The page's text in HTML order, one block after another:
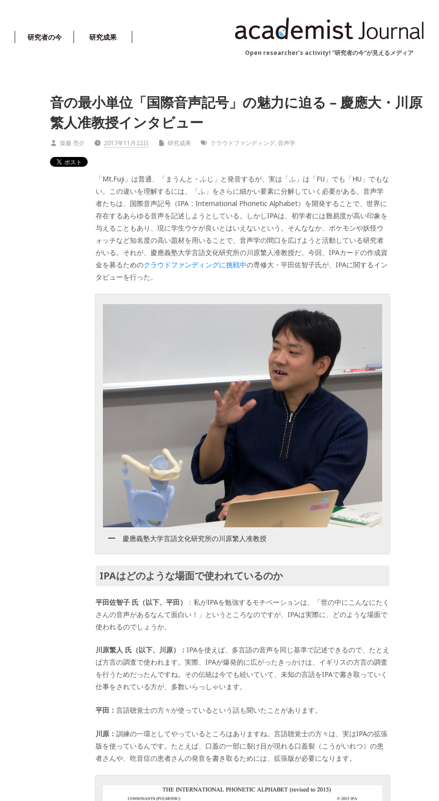
Open researcher’s activity! “研究者の今“が見えるメディア
研究者の今 研究成果
音の最小単位「国際音声記号」の魅力に迫る – 慶應大・川原
繁人准教授インタビュー
柴藤 亮介 2017年11月22日 研究成果 クラウドファンディング, 音声学
「Mt.Fuji 」は普通、「まうんと・ふじ」と発音するが、実は「ふ」は「FU 」でも「HU 」でもな
い。この違いを理解するには、「ふ」をさらに細かい要素に分解していく必要がある。音声学
者たちは、 国際音声記号（IPA：International Phonetic Alphabet）を開発することで、世界に
存在するあらゆる音声を記述しようとしている。しかしIPAは、初学者には難易度が高い印象を
与えることもあり、現に学生ウケが良いとはいえないという。そんななか、ポケモンや妖怪ウ
ォッチなど知名度の高い題材を用いることで、音声学の間口を広げようと活動している研究者
がいる。それが、 慶應義塾大学言語文化研究所の川原繁人准教授だ。今回、IPAカードの作成資
金を募るためのクラウドファンディングに挑戦中の専修大・平田佐智子氏が、IPAに関するイン
タビューを行った。
慶應義塾大学言語文化研究所の川原繁人准教授
IPAはどのような場面で使われているのか
平田佐智子 氏（以下、平田） ：私がIPAを勉強するモチベーションは、「世の中にこんなにたく
さんの音声があるなんて面白い！」というところなのですが、IPAは実際に、どのような場面で
使われるのでしょうか。
川原繁人 氏（以下、川原）：IPAを使えば、多言語の音声を同じ基準で記述できるので、たとえ
ば方言の調査で使われます。実際、IPAが爆発的に広がったきっかけは、 イギリスの方言の調査
を行うためだったんですね。その伝統は今でも続いていて、未知の言語をIPAで書き取っていく
仕事をされている方が、多数いらっしゃいます。
平田：言語聴覚士の方々が使っているという話も聞いたことがあります。
川原：訓練の一環としてやっているところはありますね。言語聴覚士の方々は、実はIPAの拡張
版を使っているんです。たとえば、口蓋の一部に裂け目が現れる口蓋裂（こうがいれつ）の患
者さんや、吃音症の患者さんの発音を書き取るためには、拡張版が必要になります。